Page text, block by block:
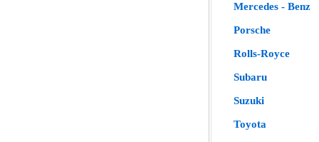
Mercedes - Benz
Porsche
Rolls-Royce
Subaru
Suzuki
Toyota